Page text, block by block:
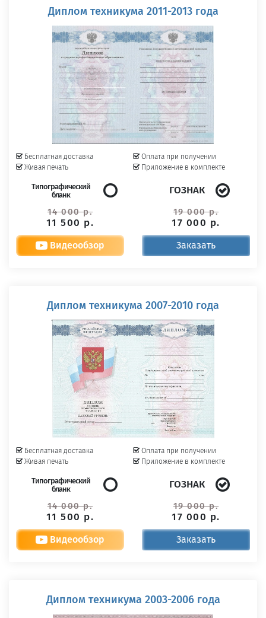
Диплом техникума 2011-2013 года
Бесплатная доставка
Живая печать
Оплата при получении
Приложение в комплекте
Типографический
бланк
14 000 р.
11 500 р.
ГОЗНАК
19 000 р.
17 000 р.
Видеообзор Заказать
Диплом техникума 2007-2010 года
Бесплатная доставка
Живая печать
Оплата при получении
Приложение в комплекте
Типографический
бланк
14 000 р.
11 500 р.
ГОЗНАК
19 000 р.
17 000 р.
Видеообзор Заказать
Диплом техникума 2003-2006 года